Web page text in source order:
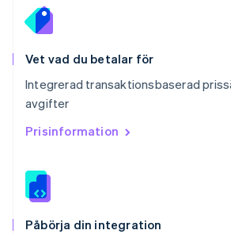
Vet vad du betalar för
Integrerad transaktionsbaserad
avgifter
Prisinformation
Påbörja din integration
Schweiz
Deutsch
English简体中文
English
Slovenien
English Italiano
Storbritannien
Sverige
SvenskaEnglish